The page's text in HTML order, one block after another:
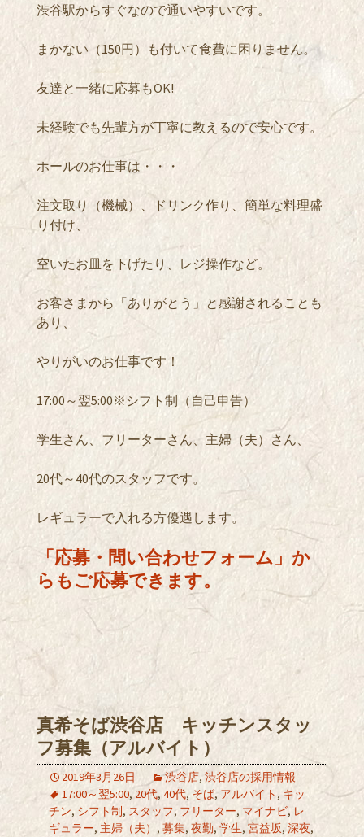
渋谷駅からすぐなので通いやすいです。
まかない（150円）も付いて食費に困りません。
友達と一緒に応募もOK!
未経験でも先輩方が丁寧に教えるので安心です。
ホールのお仕事は・・・
注文取り（機械）、ドリンク作り、簡単な料理盛
り付け、
空いたお皿を下げたり、レジ操作など。
お客さまから「ありがとう」と感謝されることも
あり、
やりがいのお仕事です！
17:00～翌5:00※シフト制（自己申告）
学生さん、フリーターさん、主婦（夫）さん、
20代～40代のスタッフです。
レギュラーで入れる方優遇します。
「応募・問い合わせフォーム」か
らもご応募できます。
真希そば渋谷店 キッチンスタッ
フ募集（アルバイト）
2019年3月26日 渋谷店,渋谷店の採用情報
17:00～翌5:00, 20代, 40代, そば, アルバイト , キッ
チン, シフト制, スタッフ, フリーター, マイナビ, レ
ギュラー, 主婦（夫） , 募集, 夜勤, 学生, 宮益坂, 深夜,